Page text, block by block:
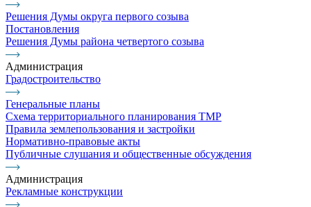
Решения Думы округа первого созыва
Постановления
Решения Думы района четвертого созыва
Администрация
Градостроительство
Генеральные планы
Схема территориального планирования ТМР
Правила землепользования и застройки
Нормативно-правовые акты
Публичные слушания и общественные обсуждения
Администрация
Рекламные конструкции